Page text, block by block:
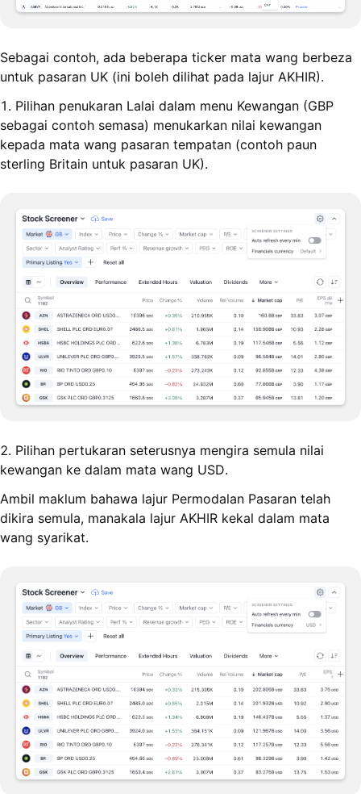
Sebagai contoh, ada beberapa ticker mata wang berbeza
untuk pasaran UK (ini boleh dilihat pada lajur AKHIR).
1. Pilihan penukaran Lalai dalam menu Kewangan (GBP
sebagai contoh semasa) menukarkan nilai kewangan
kepada mata wang pasaran tempatan (contoh paun
sterling Britain untuk pasaran UK).
2. Pilihan pertukaran seterusnya mengira semula nilai
kewangan ke dalam mata wang USD.
Ambil maklum bahawa lajur Permodalan Pasaran telah
dikira semula, manakala lajur AKHIR kekal dalam mata
wang syarikat.